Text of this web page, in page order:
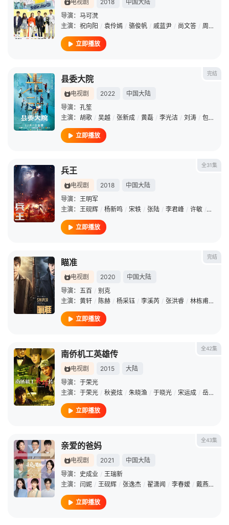
电视剧 2018
中国大陆
导演： 马可滼
主演： 祝向阳 / 袁伶嫣 / 骆俊帆 / 戚蓝尹 / 尚文答 / 周泰琪
立即播放
完结
县委大院
电视剧 2022
中国大陆
导演： 孔笙
主演： 胡歌 / 吴越 / 张新成 / 黄磊 / 李光洁 / 刘涛 / 包贝尔
立即播放
全31集
兵王
电视剧 2018
中国大陆
导演： 王明军
主演： 王砚辉 / 杨新鸣 / 宋轶 / 张陆 / 李君峰 / 许敏 / 谭希和
立即播放
完结
瞄准
电视剧 2020
中国大陆
导演： 五百 / 别克
主演： 黄轩 / 陈赫 / 杨采钰 / 李溪芮 / 张洪睿 / 林栋甫 /
立即播放
全42集
南侨机工英雄传
电视剧 2015
大陆
导演： 于荣光
主演： 于荣光 / 秋瓷炫 / 朱晓渔 / 于晓光 / 宋运成 / 岳跃利
立即播放
全43集
亲爱的爸妈
电视剧 2021
中国大陆
导演： 史成业 / 王瑞新
主演： 闫妮 / 王砚辉 / 张逸杰 / 翟潇闻 / 李春嫒 / 戴燕妮
立即播放